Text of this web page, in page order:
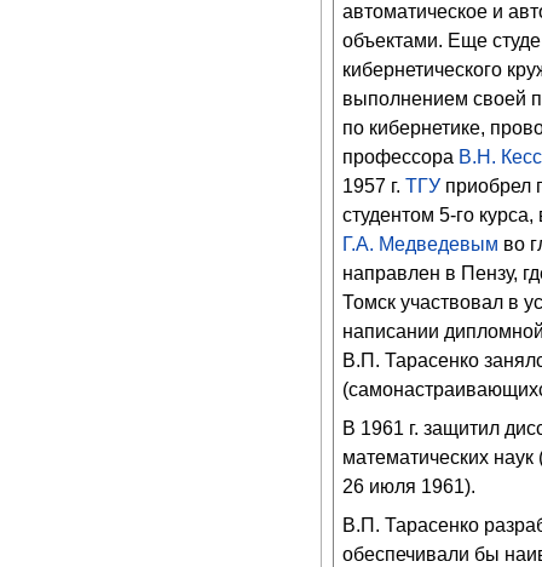
автоматическое и
объектами. Еще
кибернетического
выполнением своей
по кибернетике,
профессора В.Н.
1957 г. ТГУприобрел
студентом 5-го
Г.А. Медведевым во
направлен в Пензу,
Томск участвовал в
написании
В.П. Тарасенко
В 1961 г. защитил
математических
26 июля 1961).
В.П. Тарасенко
обеспечивали бы